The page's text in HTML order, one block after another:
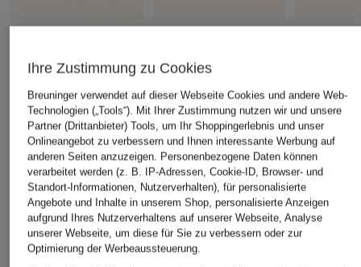
PAUL
Sweatshirt
19,99 €
Bestpreis:16,99 €
Ursprünglich:59,99 €
NAPAPIJRI
Sweatshirt BACK
59,99 €
Bestpreis:50,99 €
Ursprünglich:90 €
Sweatshirt
74,99 €
Bestpreis:
ÄHNLICHE ARTIKEL ENTDECKEN
Ihre Zustimmung zu Cookies
Breuninger verwendet auf dieser Webseite Cookies und andere Web-
Technologien („Tools“). Mit Ihrer Zustimmung nutzen wir und unsere
Partner (Drittanbieter) Tools, um Ihr Shoppingerlebnis und unser
Onlineangebot zu verbessern und Ihnen interessante Werbung auf
anderen Seiten anzuzeigen. Personenbezogene Daten können
verarbeitet werden (z. B. IP-Adressen, Cookie-ID, Browser- und
Standort-Informationen, Nutzerverhalten), für personalisierte
Angebote und Inhalte in unserem Shop, personalisierte Anzeigen
aufgrund Ihres Nutzerverhaltens auf unserer Webseite, Analyse
unserer Webseite, um diese für Sie zu verbessern oder zur
Optimierung der Werbeaussteuerung.